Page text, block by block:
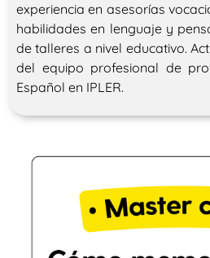
experiencia en asesorías
habilidades en lenguaje y
de talleres a nivel educativo.
del equipo profesional de
Español en IPLER.